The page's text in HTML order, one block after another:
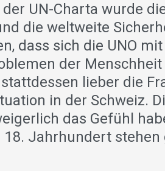
UN-Charta wurde
die weltweite
dass sich die UNO
der
lieber die
in der Schweiz.
das Gefühl
Jahrhundert stehen